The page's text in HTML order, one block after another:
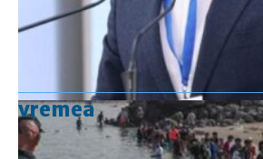
vremea